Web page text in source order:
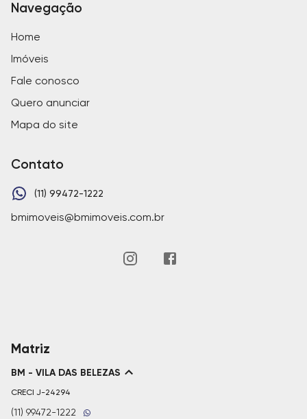
Navegação
Home
Imóveis
Fale conosco
Quero anunciar
Mapa do site
Contato
(11) 99472-1222
bmimoveis@bmimoveis.com.br
Matriz
BM - VILA DAS BELEZAS
CRECI J-24294
(11) 99472-1222